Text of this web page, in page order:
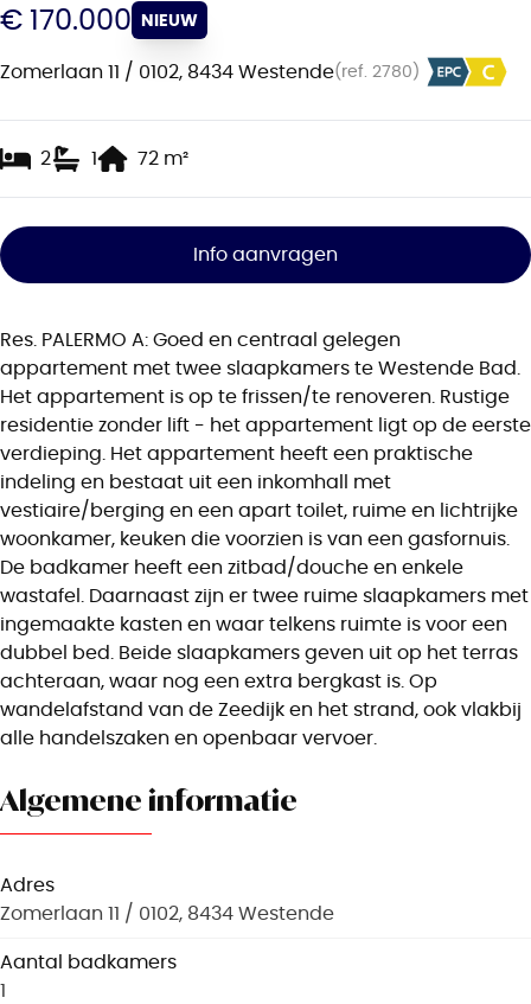
€ 170.000 NIEUW
Zomerlaan 11 / 0102, 8434 Westende(ref. 2780)
2 1 72 m²
Info aanvragen
Res. PALERMO A: Goed en centraal gelegen
appartement met twee slaapkamers te Westende Bad.
Het appartement is op te frissen/te renoveren. Rustige
residentie zonder lift - het appartement ligt op de eerste
verdieping. Het appartement heeft een praktische
indeling en bestaat uit een inkomhall met
vestiaire/berging en een apart toilet, ruime en lichtrijke
woonkamer, keuken die voorzien is van een gasfornuis.
De badkamer heeft een zitbad/douche en enkele
wastafel. Daarnaast zijn er twee ruime slaapkamers met
ingemaakte kasten en waar telkens ruimte is voor een
dubbel bed. Beide slaapkamers geven uit op het terras
achteraan, waar nog een extra bergkast is. Op
wandelafstand van de Zeedijk en het strand, ook vlakbij
alle handelszaken en openbaar vervoer.
Algemene informatie
Adres
Zomerlaan 11 / 0102, 8434 Westende
Aantal badkamers
1